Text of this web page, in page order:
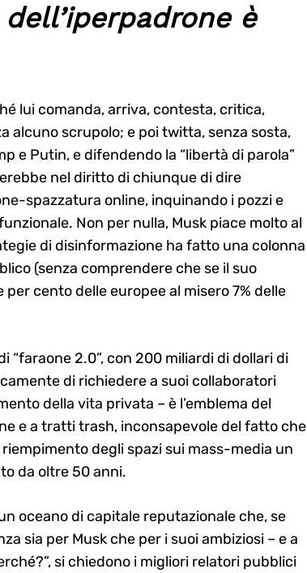
è
lui comanda, arriva, contesta, critica,
alcuno scrupolo; e poi twitta, senza sosta,
e Putin, e difendendo la “libertà di parola”
nel diritto di chiunque di dire
spazzatura online, inquinando i pozzi e
Non per nulla, Musk piace molto al
di disinformazione ha fatto una colonna
(senza comprendere che se il suo
cento delle europee al misero 7% delle
“faraone 2.0”, con 200 miliardi di dollari di
di richiedere a suoi collaboratori
della vita privata – è l’emblema del
e a tratti trash, inconsapevole del fatto che
degli spazi sui mass-media un
da oltre 50 anni.
oceano di capitale reputazionale che, se
sia per Musk che per i suoi ambiziosi – e a
si chiedono i migliori relatori pubblici